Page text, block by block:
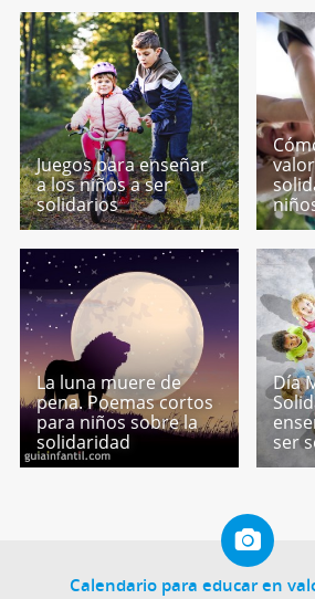
Juegos para enseñar
a los niños a ser
solidarios
La luna muere de
pena. Poemas cortos
para niños sobre la
solidaridad
Día
ser
Calendario para educar en